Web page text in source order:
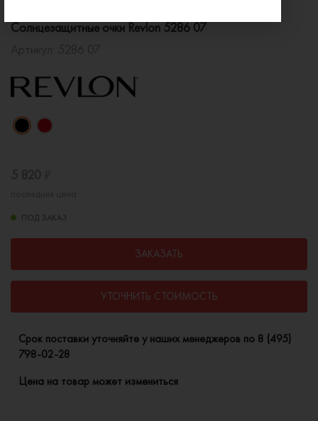
Солнцезащитные очки Revlon 5286 07
ПОД ЗАКАЗ
ЗАКАЗАТЬ
УТОЧНИТЬ СТОИМОСТЬ
Cрок поставки уточняйте у наших менеджеров по 8 (495)
798-02-28
Цена на товар может измениться